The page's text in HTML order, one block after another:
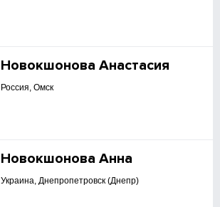
Новокшонова Анастасия
Россия, Омск
Новокшонова Анна
Украина, Днепропетровск (Днепр)